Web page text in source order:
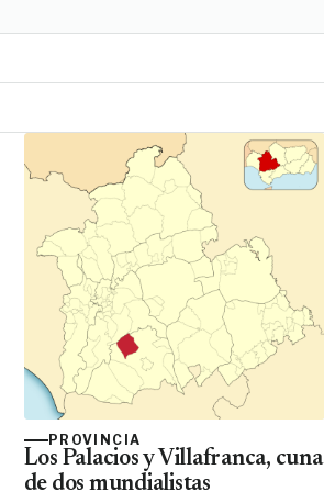
PROVINCIA
Los Palacios y Villafranca, cuna
de dos mundialistas